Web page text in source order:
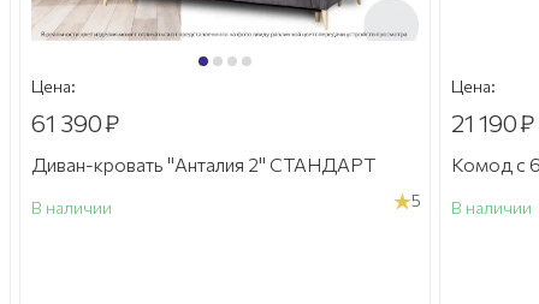
Цена:
61 390₽
Диван-кровать "Анталия 2" СТАНДАРТ
В наличии 5
Цена:
21 190₽
Комод с
В наличии